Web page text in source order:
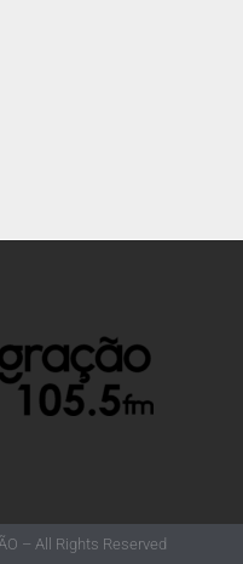
– All Rights Reserved